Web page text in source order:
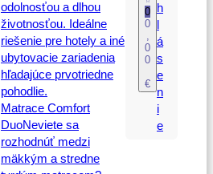
odolnosťou a dlhou
životnosťou. Ideálne
riešenie pre hotely a iné
ubytovacie zariadenia
hľadajúce prvotriedne
pohodlie.
Matrace Comfort
DuoNeviete sa
rozhodnúť medzi
mäkkým a stredne
0
0
,
0
0
€
h
á
s
e
n
i
e